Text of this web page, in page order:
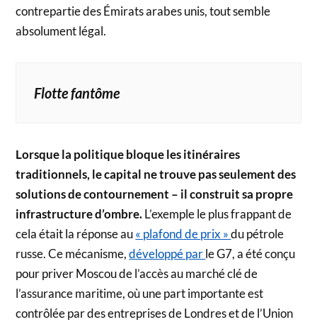
contrepartie des Émirats arabes unis, tout semble
absolument légal.
Flotte fantôme
Lorsque la politique bloque les itinéraires
traditionnels, le capital ne trouve pas seulement des
solutions de contournement – il construit sa propre
infrastructure d’ombre.L’exemple le plus frappant de
cela était la réponse au« plafond de prix »du pétrole
russe. Ce mécanisme,développé parle G7, a été conçu
pour priver Moscou de l’accès au marché clé de
l’assurance maritime, où une part importante est
contrôlée par des entreprises de Londres et de l’Union